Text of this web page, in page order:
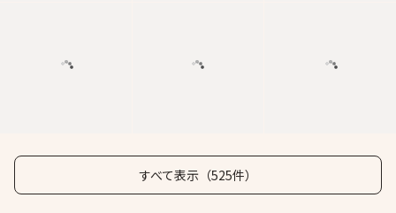
すべて表示（525件）